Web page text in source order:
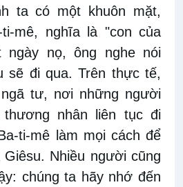
ta có một khuôn mặt,
mê, nghĩa là "con của
ngày nọ, ông nghe nói
sẽ đi qua. Trên thực tế,
tư, nơi những người
nhân liên tục đi
ti-mê làm mọi cách để
Nhiều người cũng
chúng ta hãy nhớ đến